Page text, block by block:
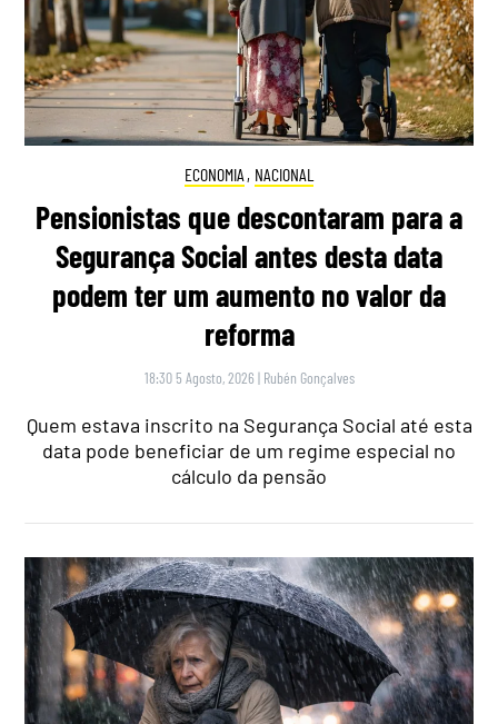
ECONOMIA , NACIONAL
Pensionistas que descontaram para a
Segurança Social antes desta data
podem ter um aumento no valor da
reforma
18:30 5 Agosto, 2026 | Rubén Gonçalves
Quem estava inscrito na Segurança Social até esta
data pode beneficiar de um regime especial no
cálculo da pensão